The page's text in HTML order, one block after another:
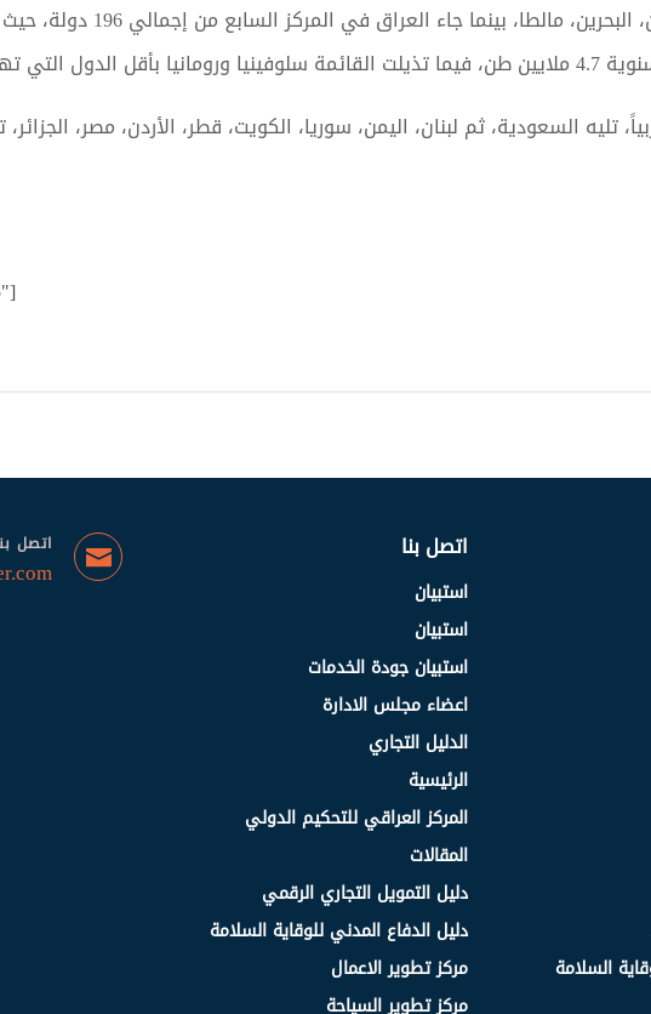
وجاءت نيجيريا بالمركز الأول عالمياً، تليها روسيا، ثم
تليه السعودية، ثم لبنان، اليمن، سوريا، الكويت، قطر، الأردن، مصر، الجزائر،
السلامة
اتصل بنا
استبيان
استبيان
استبيان جودة الخدمات
اعضاء مجلس الادارة
الدليل التجاري
الرئيسية
المركز العراقي للتحكيم الدولي
المقالات
دليل التمويل التجاري الرقمي
دليل الدفاع المدني للوقاية السلامة
مركز تطوير الاعمال
مركز تطوير السياحة
اتصل